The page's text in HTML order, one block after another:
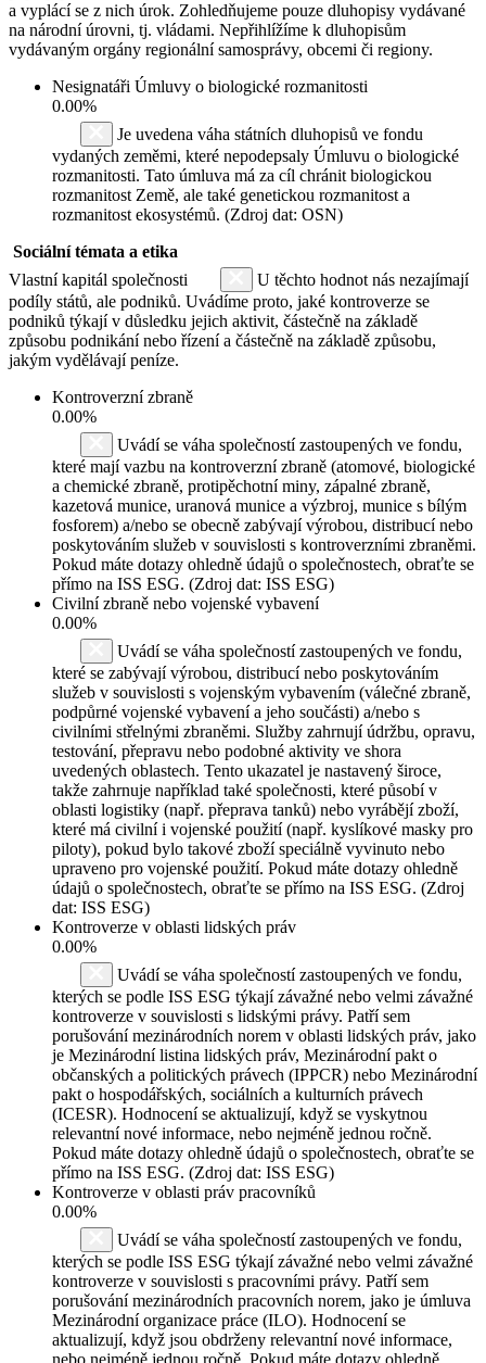
a vyplácí se z nich úrok. Zohledňujeme pouze dluhopisy vydávané
na národní úrovni, tj. vládami. Nepřihlížíme k dluhopisům
vydávaným orgány regionální samosprávy, obcemi či regiony.
Nesignatáři Úmluvy o biologické rozmanitosti
0.00%
Je uvedena váha státních dluhopisů ve fondu
vydaných zeměmi, které nepodepsaly Úmluvu o biologické
rozmanitosti. Tato úmluva má za cíl chránit biologickou
rozmanitost Země, ale také genetickou rozmanitost a
rozmanitost ekosystémů. (Zdroj dat: OSN)
Sociální témata a etika
Vlastní kapitál společnosti
U těchto hodnot nás nezajímají
podíly států, ale podniků. Uvádíme proto, jaké kontroverze se
podniků týkají v důsledku jejich aktivit, částečně na základě
způsobu podnikání nebo řízení a částečně na základě způsobu,
jakým vydělávají peníze.
Kontroverzní zbraně
0.00%
Uvádí se váha společností zastoupených ve fondu,
které mají vazbu na kontroverzní zbraně (atomové, biologické
a chemické zbraně, protipěchotní miny, zápalné zbraně,
kazetová munice, uranová munice a výzbroj, munice s bílým
fosforem) a/nebo se obecně zabývají výrobou, distribucí nebo
poskytováním služeb v souvislosti s kontroverzními zbraněmi.
Pokud máte dotazy ohledně údajů o společnostech, obraťte se
přímo na ISS ESG. (Zdroj dat: ISS ESG)
Civilní zbraně nebo vojenské vybavení
0.00%
Uvádí se váha společností zastoupených ve fondu,
které se zabývají výrobou, distribucí nebo poskytováním
služeb v souvislosti s vojenským vybavením (válečné zbraně,
podpůrné vojenské vybavení a jeho součásti) a/nebo s
civilními střelnými zbraněmi. Služby zahrnují údržbu, opravu,
testování, přepravu nebo podobné aktivity ve shora
uvedených oblastech. Tento ukazatel je nastavený široce,
takže zahrnuje například také společnosti, které působí v
oblasti logistiky (např. přeprava tanků) nebo vyrábějí zboží,
které má civilní i vojenské použití (např. kyslíkové masky pro
piloty), pokud bylo takové zboží speciálně vyvinuto nebo
upraveno pro vojenské použití. Pokud máte dotazy ohledně
údajů o společnostech, obraťte se přímo na ISS ESG. (Zdroj
dat: ISS ESG)
Kontroverze v oblasti lidských práv
0.00%
Uvádí se váha společností zastoupených ve fondu,
kterých se podle ISS ESG týkají závažné nebo velmi závažné
kontroverze v souvislosti s lidskými právy. Patří sem
porušování mezinárodních norem v oblasti lidských práv, jako
je Mezinárodní listina lidských práv, Mezinárodní pakt o
občanských a politických právech (IPPCR) nebo Mezinárodní
pakt o hospodářských, sociálních a kulturních právech
(ICESR). Hodnocení se aktualizují, když se vyskytnou
relevantní nové informace, nebo nejméně jednou ročně.
Pokud máte dotazy ohledně údajů o společnostech, obraťte se
přímo na ISS ESG. (Zdroj dat: ISS ESG)
Kontroverze v oblasti práv pracovníků
0.00%
Uvádí se váha společností zastoupených ve fondu,
kterých se podle ISS ESG týkají závažné nebo velmi závažné
kontroverze v souvislosti s pracovními právy. Patří sem
porušování mezinárodních pracovních norem, jako je úmluva
Mezinárodní organizace práce (ILO). Hodnocení se
aktualizují, když jsou obdrženy relevantní nové informace,
nebo nejméně jednou ročně. Pokud máte dotazy ohledně